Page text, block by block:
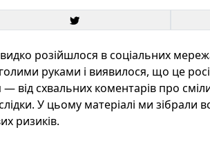
розійшлося в соціальних
руками і виявилося, що це
схвальних коментарів про
У цьому матеріалі ми зібрали
ризиків.